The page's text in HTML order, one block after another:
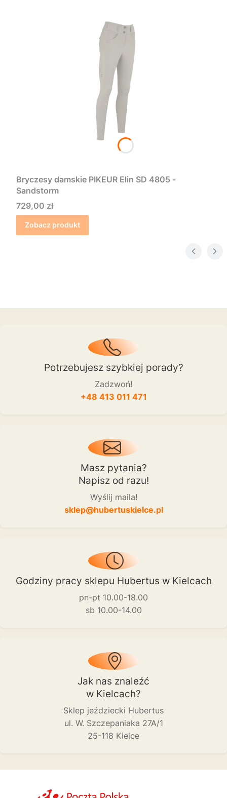
Bryczesy damskie PIKEUR Elin SD 4805 -
Sandstorm
Cena
729,00 zł
Zobacz produkt
Potrzebujesz szybkiej porady?
Zadzwoń!
+48 413 011 471
Masz pytania?
Napisz od razu!
Wyślij maila!
sklep@hubertuskielce.pl
Godziny pracy sklepu Hubertus w Kielcach
pn-pt 10.00-18.00
sb 10.00-14.00
Jak nas znaleźć
w Kielcach?
Sklep jeździecki Hubertus
ul. W. Szczepaniaka 27A/1
25-118 Kielce